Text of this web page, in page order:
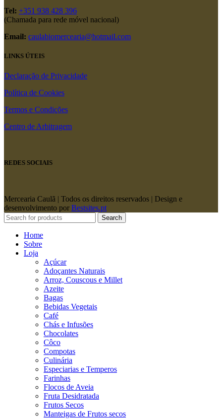
Tel: +351 938 428 396
(Chamada para rede móvel nacional)
Email: caulabiomercearia@hotmail.com
LINKS ÚTEIS
Declaração de Privacidade
Política de Cookies
Termos e Condições
Centro de Arbitragem
REDES SOCIAIS
Mercearia Caulã | Todos os direitos reservados | Design e
desenvolvimento por Bestsites.pt
Search
Home
Sobre
Loja
Açúcar
Adoçantes Naturais
Arroz, Couscous e Millet
Azeite
Bagas
Bebidas Vegetais
Café
Chás e Infusões
Chocolates
Côco
Compotas
Culinária
Especiarias e Temperos
Farinhas
Flocos de Aveia
Fruta Desidratada
Frutos Secos
Manteigas de Frutos secos